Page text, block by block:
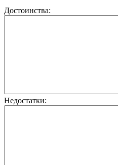
Достоинства:
Недостатки: